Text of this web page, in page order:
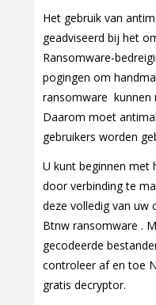
Het gebruik van
geadviseerd bij het
Ransomware-
pogingen om
ransomware kunnen
Daarom moet
gebruikers worden
U kunt beginnen met
door verbinding te
deze volledig van uw
Btnw ransomware .
gecodeerde
controleer af en toe
gratis decryptor.